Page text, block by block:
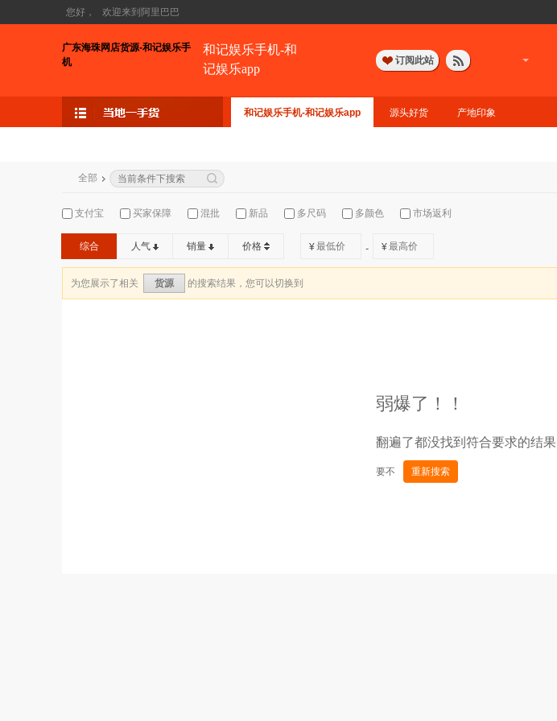
您好， 欢迎来到阿里巴巴
广东海珠网店货源-和记娱乐手
机
和记娱乐手机-和
记娱乐app
订阅此站
和记娱乐手机-和记娱乐app 源头好货 产地印象
全部
支付宝 买家保障 混批 新品 多尺码 多颜色 市场返利
综合 人气 销量 价格 ¥ - ¥
为您展示了相关 货源 的搜索结果，您可以切换到
弱爆了！！
翻遍了都没找到符合要求的结果
要不 重新搜索